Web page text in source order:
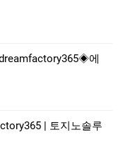
에
| 토지노솔루